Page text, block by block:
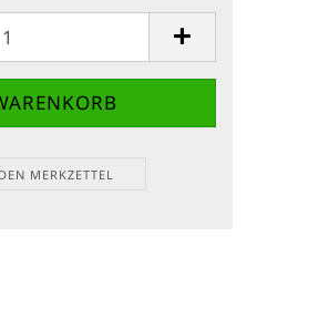
MERKZETTEL